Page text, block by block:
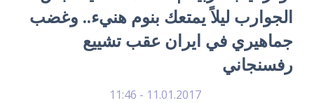
الجوارب ليلاً يمتعك بنوم هنيء.. وغضب
جماهيري في ايران عقب تشييع
رفسنجاني
11.01.2017 - 11:46